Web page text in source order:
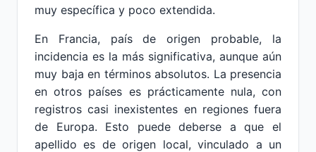
muy específica y poco extendida.
En Francia, país de origen probable, la
incidencia es la más significativa, aunque aún
muy baja en términos absolutos. La presencia
en otros países es prácticamente nula, con
registros casi inexistentes en regiones fuera
de Europa. Esto puede deberse a que el
apellido es de origen local, vinculado a un